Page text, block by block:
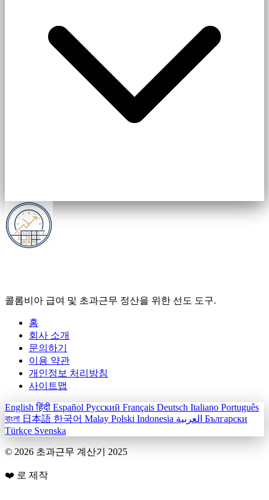
콜롬비아 급여 및 초과근무 정산을 위한 선도 도구.
홈
회사 소개
문의하기
이용 약관
개인정보 처리방침
사이트맵
Englishहिंदी Español Русский Français Deutsch Italiano Português
বাংলা 日本語 한국어 Malay Polski Indonesia
Български
Türkçe Svenska
© 2026 초과근무 계산기 2025
❤️ 로 제작